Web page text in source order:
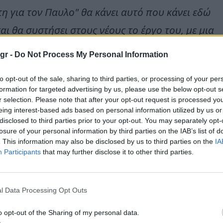
- Do Not Process My Personal Information
opt-out of the sale, sharing to third parties, or processing of your
for targeted advertising by us, please use the below opt-out
selection. Please note that after your opt-out request is processed
interest-based ads based on personal information utilized by us
to third parties prior to your opt-out. You may separately
of your personal information by third parties on the IAB’s list of
This information may also be disclosed by us to third parties on the
Participants that may further disclose it to other third parties.
Data Processing Opt Outs
opt-out of the Sharing of my personal data.
για τον Παυλο" θα κάνει αυτό που κάνει εδώ
θα συστήσει στους νέους το έργο του, με μια
τα μόνα συστατικά της είναι η αγάπη
από κάποια από τα αυθεντικότερα ονόματα
με τον Παύλο, που συνυπήρξαν στα
του!
και ιδιαίτερη χαρά για μένα είναι η
μόνο μπόρεσα να καταλάβω από πρωτο χερι
γεμάτο με τραγούδια αλήθειας και